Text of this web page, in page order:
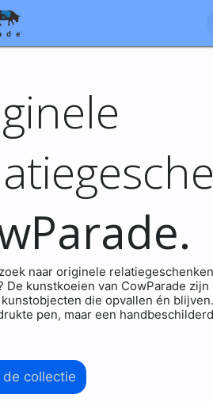
naar originele
De kunstkoeien van CowParade
die opvallen én
pen, maar een
collectie